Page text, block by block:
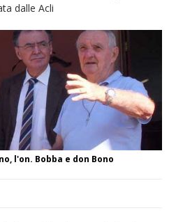
Fondazione Marazzato
amichevole di buon riscontro
non balneabile dopo i controlli
«Misura precauzionale e
l’ingresso a Vercelli
mons. Marco Arnolfo
dalle Acli
l'on. Bobba e don Bono